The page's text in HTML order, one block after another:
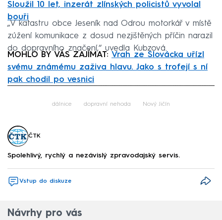
Sloužil 10 let, inzerát zlínských policistů vyvolal
bouři
„V katastru obce Jeseník nad Odrou motorkář v místě
zúžení komunikace z dosud nezjištěných příčin narazil
do dopravního značení,“ uvedla Kubzová.
MOHLO BY VÁS ZAJÍMAT: Vrah ze Slovácka uřízl
svému známému zaživa hlavu. Jako s trofejí s ní
pak chodil po vesnici
dálnice dopravní nehoda Nový Jičín
ČTK
Spolehlivý, rychlý a nezávislý zpravodajský servis.
Vstup do diskuze
Návrhy pro vás